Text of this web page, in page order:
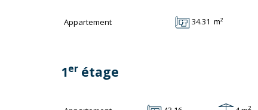
Appartement 34.31 m²
1er étage
2